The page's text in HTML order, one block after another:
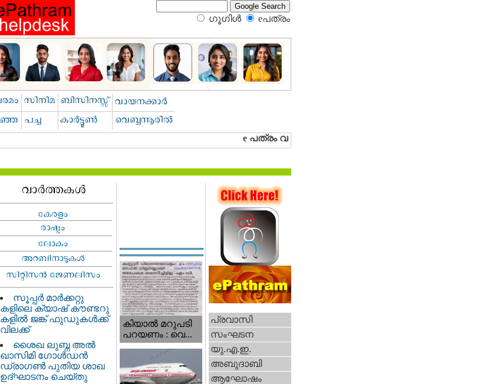
ഗൂഗിള്‍ eപത്രം‍
സൂപ്പർ മാർക്കറ്റു
കളിലെ ക്യാഷ് കൗണ്ടറു
കളിൽ ജങ്ക് ഫുഡുകൾക്ക്
വിലക്ക്
ശൈഖ ലുബ്ന അൽ
ഖാസിമി ഗോൾഡൻ
ഡ്രാഗൺ പുതിയ ശാഖ
ഉദ്ഘാടനം ചെയ്തു
കിയാല്‍ മറുപടി
പറയണം : വെ...
പ്രവാസി
സംഘടന
യു.എ.ഇ.
അബുദാബി
ആഘോഷം